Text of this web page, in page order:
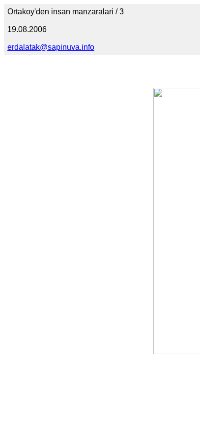
Ortakoy'den insan manzaralari / 3
19.08.2006
erdalatak@sapinuva.info